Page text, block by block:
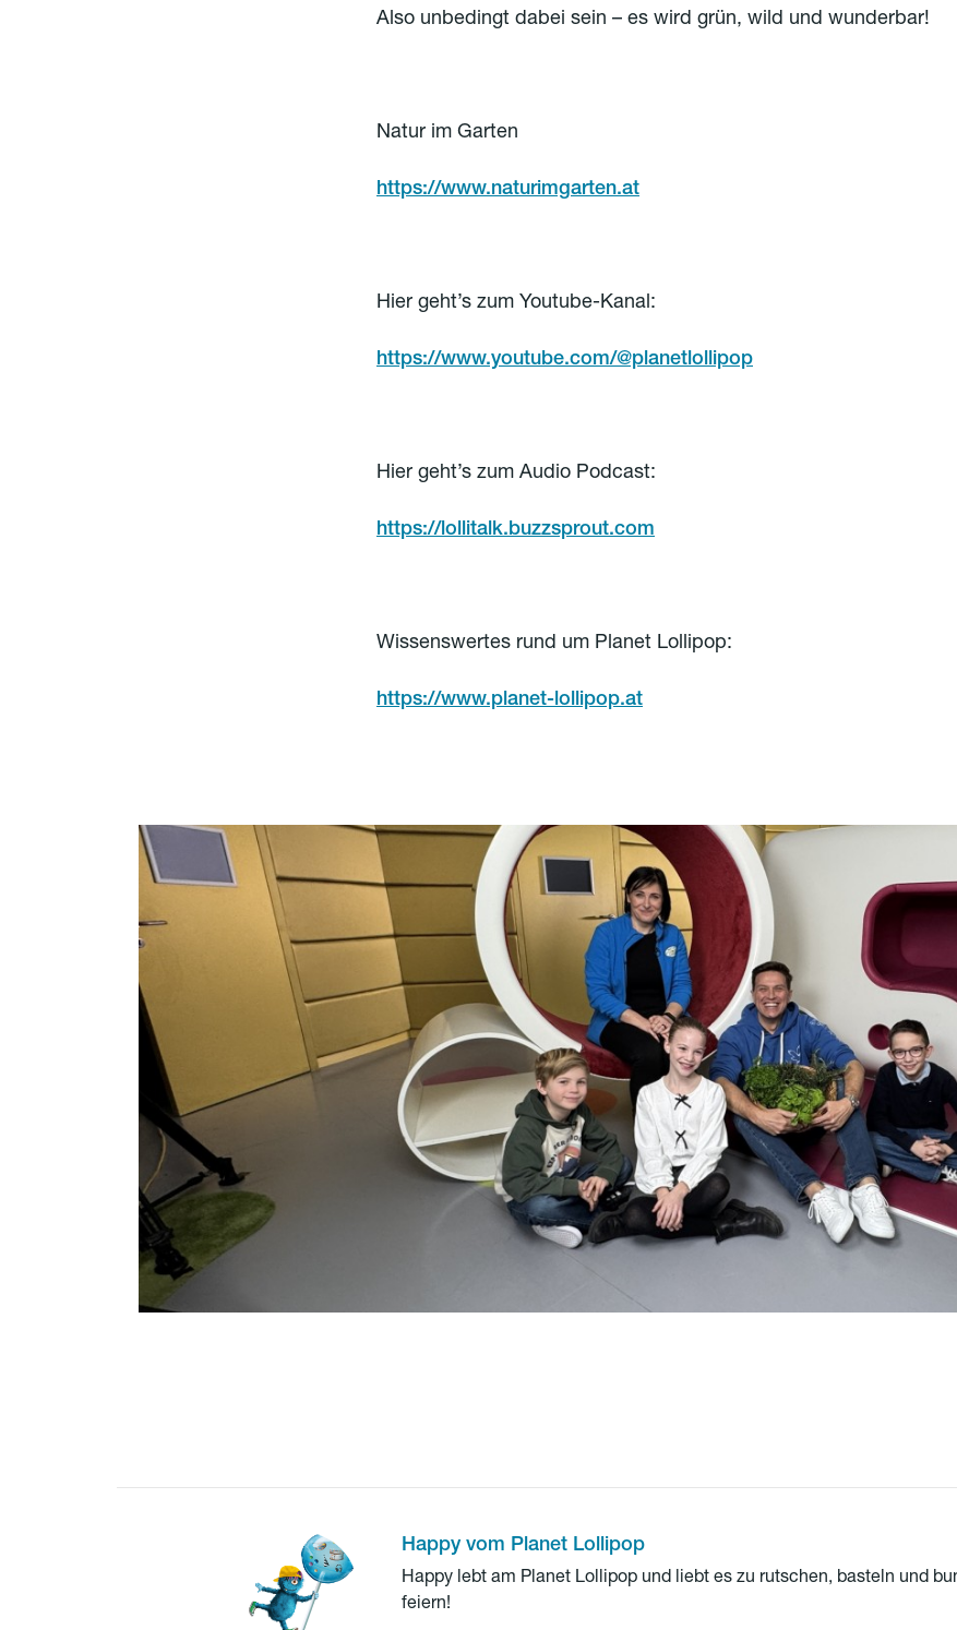
Also unbedingt dabei sein – es wird grün, wild und wunderbar!
Natur im Garten
https://www.naturimgarten.at
Hier geht’s zum Youtube-Kanal:
https://www.youtube.com/@planetlollipop
Hier geht’s zum Audio Podcast:
https://lollitalk.buzzsprout.com
Wissenswertes rund um Planet Lollipop:
https://www.planet-lollipop.at
Happy vom Planet Lollipop
Happy lebt am Planet Lollipop und liebt es zu rutschen, basteln und
feiern!